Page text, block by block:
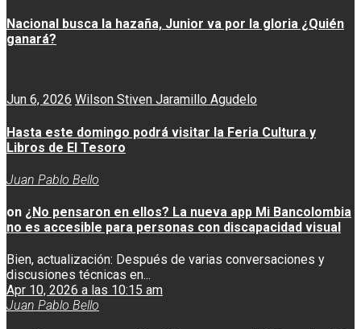
Nacional busca la hazaña, Junior va por la gloria ¿Quién
ganará?
Jun 6, 2026 Wilson Stiven Jaramillo Agudelo
Hasta este domingo podrá visitar la Feria Cultura y
Libros de El Tesoro
Juan Pablo Bello
on ¿No pensaron en ellos? La nueva app Mi Bancolombia
no es accesible para personas con discapacidad visual
Bien, actualización: Después de varias conversaciones y
discusiones técnicas en...
Apr 10, 2026 a las 10:15 am
Juan Pablo Bello